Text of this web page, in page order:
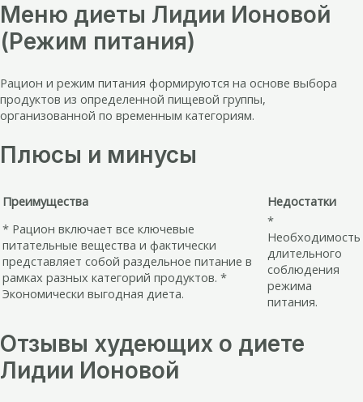
Меню диеты Лидии Ионовой
(Режим питания)
Рацион и режим питания формируются на основе выбора
продуктов из определенной пищевой группы,
организованной по временным категориям.
Плюсы и минусы
Преимущества
Недостатки
* Рацион включает все ключевые
питательные вещества и фактически
представляет собой раздельное питание в
рамках разных категорий продуктов. *
Экономически выгодная диета.
*
Необходимость
длительного
соблюдения
режима
питания.
Отзывы худеющих о диете
Лидии Ионовой